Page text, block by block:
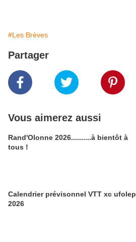
#Les Brèves
Partager
Vous aimerez aussi
Rand'Olonne 2026..........à bientôt à
tous !
Calendrier prévisonnel VTT xc ufolep
2026